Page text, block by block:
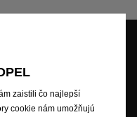
zaistili čo najlepší
cookie nám umožňujú